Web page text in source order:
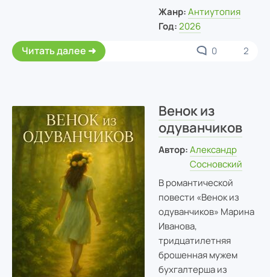
Жанр: Антиутопия
Год: 2026
Читать далее 0 2
Венок из
одуванчиков
Автор: Александр
Сосновский
В романтической
повести «Венок из
одуванчиков» Марина
Иванова,
тридцатилетняя
брошенная мужем
бухгалтерша из